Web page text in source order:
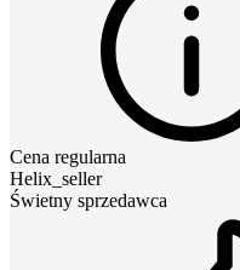
Cena regularna
Helix_seller
Świetny sprzedawca